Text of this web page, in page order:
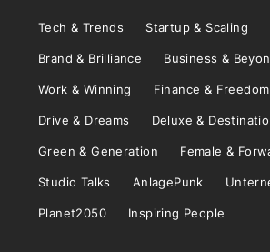
Tech & Trends Startup & Scaling
Brand & Brilliance Business &
Work & Winning Finance & Freedom
Drive & Dreams Deluxe &
Green & Generation Female &
Studio Talks AnlagePunk
Planet2050 Inspiring People